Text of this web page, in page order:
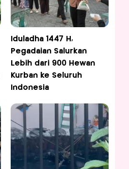
Iduladha 1447 H,
Pegadaian Salurkan
Lebih dari 900 Hewan
Kurban ke Seluruh
Indonesia